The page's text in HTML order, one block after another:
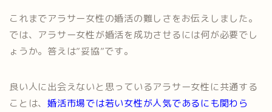
これまでアラサー女性の婚活の難しさをお伝えしました。
では、アラサー女性が婚活を成功させるには何が必要でし
ょうか。答えは”妥協”です。
良い人に出会えないと思っているアラサー女性に共通する
ことは、婚活市場では若い女性が人気であるにも関わら